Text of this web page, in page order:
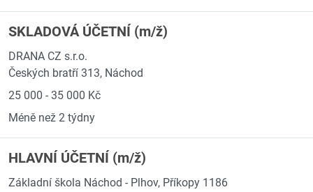
SKLADOVÁ ÚČETNÍ (m/ž)
DRANA CZ s.r.o.
Českých bratří 313, Náchod
25 000 - 35 000 Kč
Méně než 2 týdny
HLAVNÍ ÚČETNÍ (m/ž)
Základní škola Náchod - Plhov, Příkopy 1186